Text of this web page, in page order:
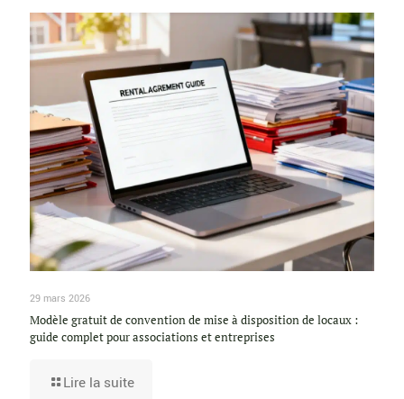
29 mars 2026
Modèle gratuit de convention de mise à disposition de locaux :
guide complet pour associations et entreprises
Lire la suite